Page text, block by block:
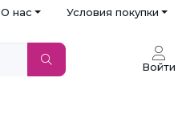
О нас Условия покупки
Войти